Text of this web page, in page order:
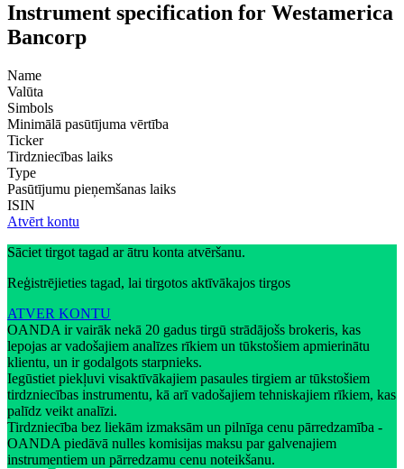
Instrument specification for Westamerica
Bancorp
Name
Valūta
Simbols
Minimālā pasūtījuma vērtība
Ticker
Tirdzniecības laiks
Type
Pasūtījumu pieņemšanas laiks
ISIN
Atvērt kontu
Sāciet tirgot tagad ar ātru konta atvēršanu.
Reģistrējieties tagad, lai tirgotos aktīvākajos tirgos
ATVER KONTU
OANDA ir vairāk nekā 20 gadus tirgū strādājošs brokeris, kas
lepojas ar vadošajiem analīzes rīkiem un tūkstošiem apmierinātu
klientu, un ir godalgots starpnieks.
Iegūstiet piekļuvi visaktīvākajiem pasaules tirgiem ar tūkstošiem
tirdzniecības instrumentu, kā arī vadošajiem tehniskajiem rīkiem, kas
palīdz veikt analīzi.
Tirdzniecība bez liekām izmaksām un pilnīga cenu pārredzamība -
OANDA piedāvā nulles komisijas maksu par galvenajiem
instrumentiem un pārredzamu cenu noteikšanu.